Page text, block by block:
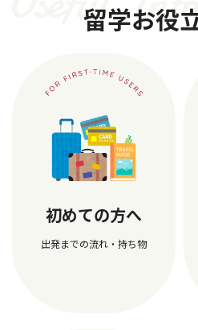
留学お役
初めての方へ
出発までの流れ・持ち物